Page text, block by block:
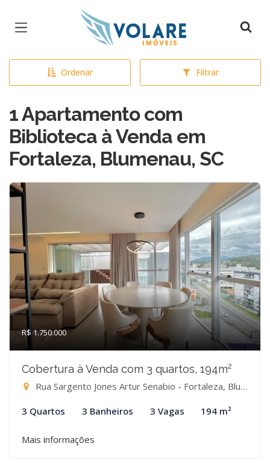
Página inicial
Ordenar Filtrar
1 Apartamento com
Biblioteca à Venda em
Fortaleza, Blumenau, SC
R$ 1.750.000
Cobertura à Venda com 3 quartos, 194m²
Rua Sargento Jones Artur Senabio - Fortaleza, Blumenau-SC
3 Quartos 3 Banheiros 3 Vagas 194 m²
Mais informações